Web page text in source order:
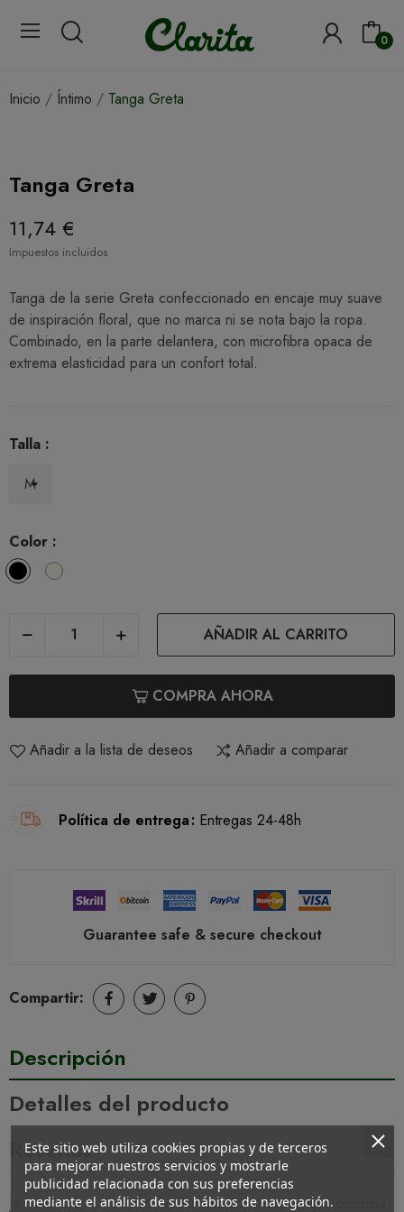
0
Inicio Íntimo Tanga Greta
Tanga Greta
11,74 €
Impuestos incluidos
Tanga de la serie Greta confeccionado en encaje muy suave
de inspiración floral, que no marca ni se nota bajo la ropa.
Combinado, en la parte delantera, con microfibra opaca de
extrema elasticidad para un confort total.
Talla :
Color :
Black Ivory
AÑADIR AL CARRITO
COMPRA AHORA
Añadir a la lista de deseos Añadir a comparar
Política de entrega Entregas 24-48h
Guarantee safe & secure checkout
Compartir:
Descripción
Detalles del producto
Reseñas
Janira Greta. Colección de extrema sofisticación que combina
Este sitio web utiliza cookies propias y de terceros
para mejorar nuestros servicios y mostrarle
publicidad relacionada con sus preferencias
mediante el análisis de sus hábitos de navegación.